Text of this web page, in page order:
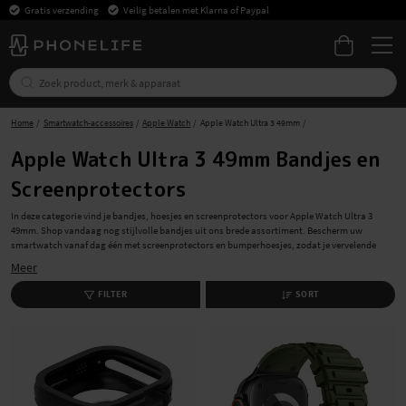
Gratis verzending Veilig betalen met Klarna of Paypal
Home Smartwatch-accessoires Apple Watch Apple Watch Ultra 3 49mm
Apple Watch Ultra 3 49mm Bandjes en
Screenprotectors
In deze categorie vind je bandjes, hoesjes en screenprotectors voor Apple Watch Ultra 3
49mm. Shop vandaag nog stijlvolle bandjes uit ons brede assortiment. Bescherm uw
smartwatch vanaf dag één met screenprotectors en bumperhoesjes, zodat je vervelende
soepel en met gratis verzending bij PhoneLife.
Stijlvolle bandjes voor Apple Watch Ultra 3 49mm
elegante lederen bandjes voor op kantoor, wij hebben voor ieder wat wils.
Jouw Gids voor Hoesjes en Screenprotectors voor
Apple Watch Ultra 3 49mm
Meer
FILTER SORT